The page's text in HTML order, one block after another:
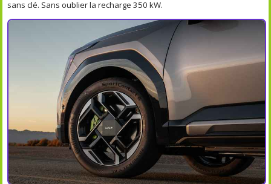
sans clé. Sans oublier la recharge 350 kW.